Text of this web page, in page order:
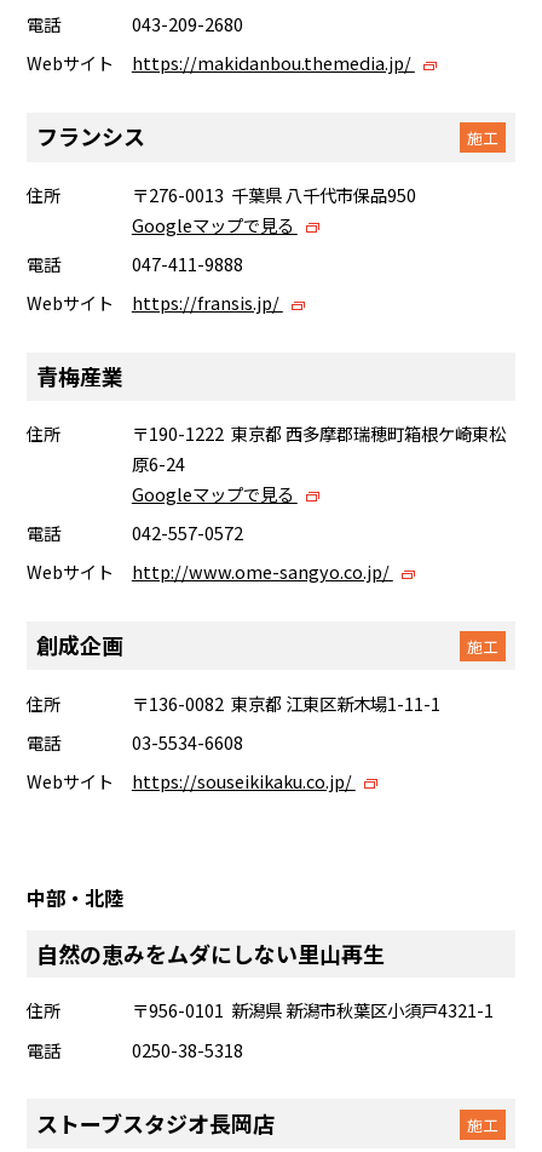
電話
043-209-2680
Webサイト
https://makidanbou.themedia.jp/
フランシス 施工
住所
〒276-0013 千葉県 八千代市保品950
Googleマップで見る
電話
047-411-9888
Webサイト
https://fransis.jp/
青梅産業
住所
〒190-1222 東京都 西多摩郡瑞穂町箱根ケ崎東松
原6-24
Googleマップで見る
電話
042-557-0572
Webサイト
http://www.ome-sangyo.co.jp/
創成企画 施工
住所
〒136-0082 東京都 江東区新木場1-11-1
電話
03-5534-6608
Webサイト
https://souseikikaku.co.jp/
中部・北陸
自然の恵みをムダにしない里山再生
住所
〒956-0101 新潟県 新潟市秋葉区小須戸4321-1
電話
0250-38-5318
ストーブスタジオ長岡店 施工